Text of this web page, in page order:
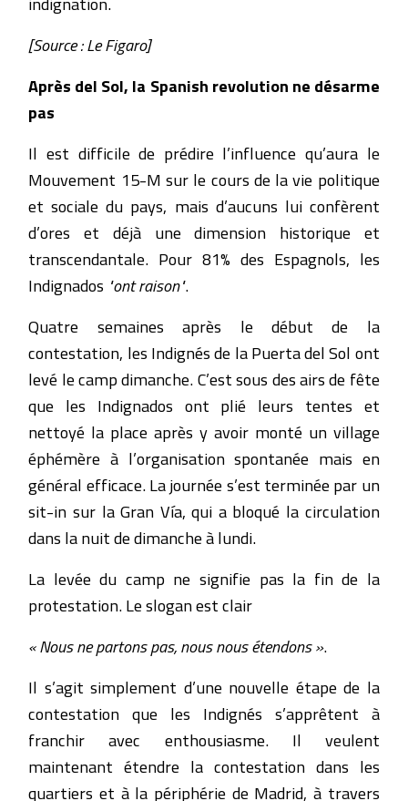
[Source : Le Figaro]
Après del Sol, la Spanish revolution ne désarme
pas
Il est difficile de prédire l’influence qu’aura le
Mouvement 15-M sur le cours de la vie politique
et sociale du pays, mais d’aucuns lui confèrent
d’ores et déjà une dimension historique et
transcendantale. Pour 81% des Espagnols, les
Indignados "ont raison".
Quatre semaines après le début de la
contestation, les Indignés de la Puerta del Sol ont
levé le camp dimanche. C’est sous des airs de fête
que les Indignados ont plié leurs tentes et
nettoyé la place après y avoir monté un village
éphémère à l’organisation spontanée mais en
général efficace. La journée s’est terminée par un
sit-in sur la Gran Vía, qui a bloqué la circulation
dans la nuit de dimanche à lundi.
La levée du camp ne signifie pas la fin de la
protestation. Le slogan est clair
« Nous ne partons pas, nous nous étendons ».
Il s’agit simplement d’une nouvelle étape de la
contestation que les Indignés s’apprêtent à
franchir avec enthousiasme. Il veulent
maintenant étendre la contestation dans les
quartiers et à la périphérie de Madrid, à travers